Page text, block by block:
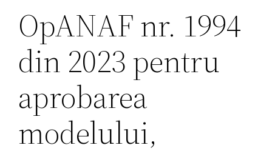
OpANAF nr. 1994
din 2023 pentru
aprobarea
modelului,